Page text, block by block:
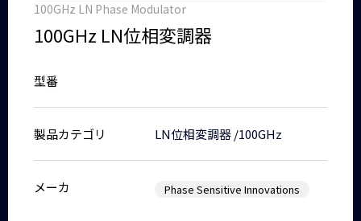
100GHz LN Phase Modulator
100GHz LN位相変調器
型番
製品カテゴリ LN位相変調器/100GHz
メーカ Phase Sensitive Innovations